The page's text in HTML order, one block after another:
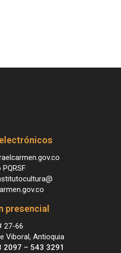
presencial
27-66
Viboral, Antioquia
2097 – 543 3291